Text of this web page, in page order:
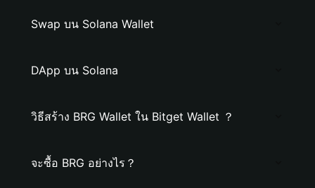
Swap บน Solana Wallet
DApp บน Solana
วิธีสร้าง BRG Wallet ใน Bitget Wallet ？
จะซื้อ BRG อย่างไร？